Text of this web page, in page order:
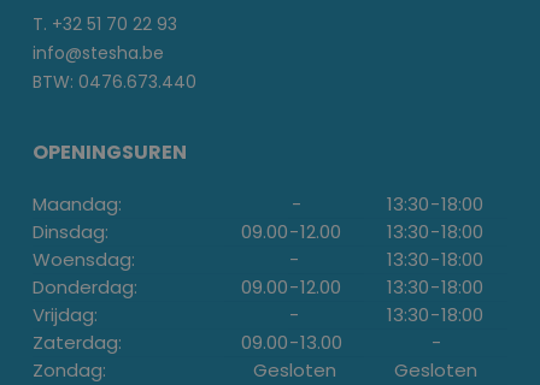
T. +32 51 70 22 93
info@stesha.be
BTW: 0476.673.440
OPENINGSUREN
Maandag: - 13:30-18:00
Dinsdag:
09.00-12.00 13:30-18:00
Woensdag:
- 13:30-18:00
Donderdag:
09.00-12.00 13:30-18:00
Vrijdag:
- 13:30-18:00
Zaterdag:
09.00-13.00
-
Zondag:
Gesloten Gesloten